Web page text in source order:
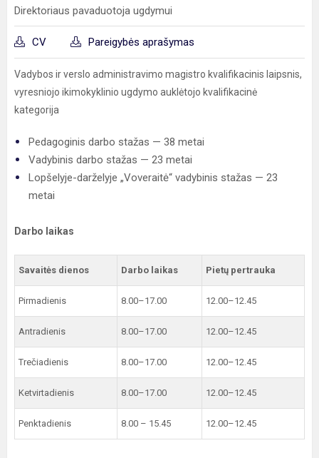
Direktoriaus pavaduotoja ugdymui
CV Pareigybės aprašymas
Vadybos ir verslo administravimo magistro kvalifikacinis laipsnis,
vyresniojo ikimokyklinio ugdymo auklėtojo kvalifikacinė
kategorija
Pedagoginis darbo stažas — 38 metai
Vadybinis darbo stažas — 23 metai
Lopšelyje-darželyje „Voveraitė“ vadybinis stažas — 23
metai
Darbo laikas
Savaitės dienos Darbo laikas Pietų pertrauka
Pirmadienis 8.00–17.00 12.00–12.45
Antradienis 8.00–17.00 12.00–12.45
Trečiadienis 8.00–17.00 12.00–12.45
Ketvirtadienis 8.00–17.00 12.00–12.45
Penktadienis 8.00 – 15.45 12.00–12.45